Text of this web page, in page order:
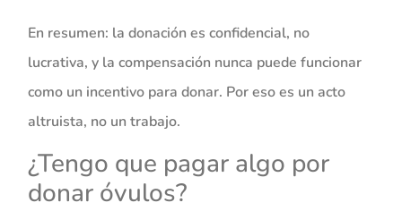
En resumen: la donación es confidencial, no
lucrativa, y la compensación nunca puede funcionar
como un incentivo para donar. Por eso es un acto
altruista, no un trabajo.
¿Tengo que pagar algo por
donar óvulos?